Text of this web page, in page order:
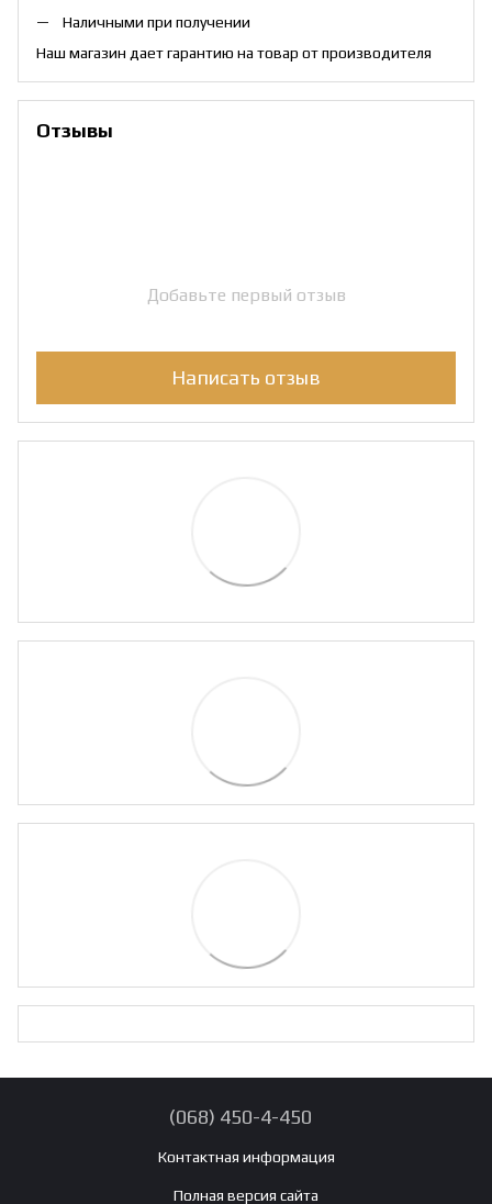
Наличными при получении
Наш магазин дает гарантию на товар от производителя
Отзывы
Добавьте первый отзыв
Написать отзыв
(068) 450-4-450
Контактная информация
Полная версия сайта